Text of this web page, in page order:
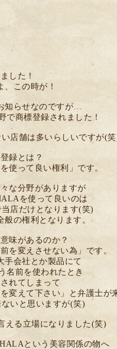
した！
、この時が！
知らせなのですが…
で商標登録されました！
店舗は多いらしいですが(
録とは？
使って良い権利」です。
な分野がありますが
を使って良いのは
店だけとなります(笑)
般の権利となります。
味があるのか？
を変えさせない為」です。
手会社とか製品にて
名前を使われたとき
れてしまって
変えて下さい」と弁護士が
いと思いますが(笑)
える立場になりました(笑)
という美容関係の物へ